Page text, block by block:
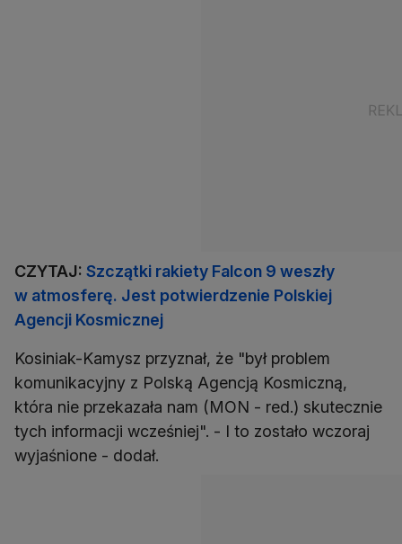
CZYTAJ: Szczątki rakiety Falcon 9 weszły
w atmosferę. Jest potwierdzenie Polskiej
Agencji Kosmicznej
Kosiniak-Kamysz przyznał, że "był problem
komunikacyjny z Polską Agencją Kosmiczną,
która nie przekazała nam (MON - red.) skutecznie
tych informacji wcześniej". - I to zostało wczoraj
wyjaśnione - dodał.